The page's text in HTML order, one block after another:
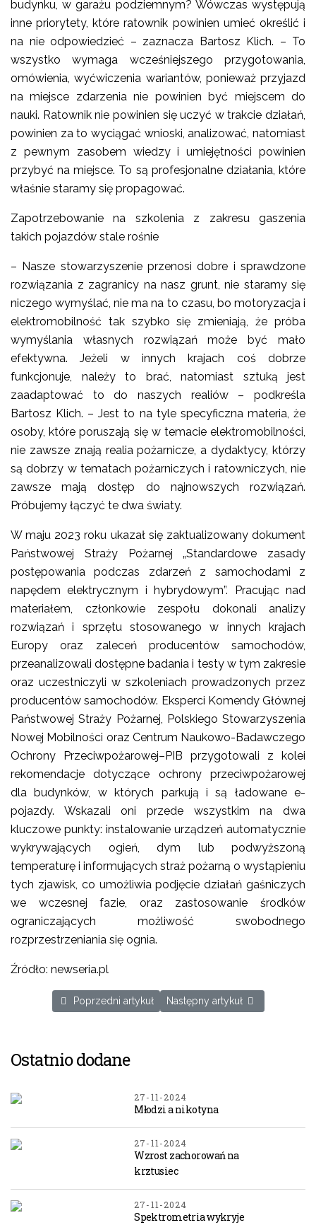
budynku, w garażu podziemnym? Wówczas występują
inne priorytety, które ratownik powinien umieć określić i
na nie odpowiedzieć – zaznacza Bartosz Klich. – To
wszystko wymaga wcześniejszego przygotowania,
omówienia, wyćwiczenia wariantów, ponieważ przyjazd
na miejsce zdarzenia nie powinien być miejscem do
nauki. Ratownik nie powinien się uczyć w trakcie działań,
powinien za to wyciągać wnioski, analizować, natomiast
z pewnym zasobem wiedzy i umiejętności powinien
przybyć na miejsce. To są profesjonalne działania, które
właśnie staramy się propagować.
Zapotrzebowanie na szkolenia z zakresu gaszenia
takich pojazdów stale rośnie
– Nasze stowarzyszenie przenosi dobre i sprawdzone
rozwiązania z zagranicy na nasz grunt, nie staramy się
niczego wymyślać, nie ma na to czasu, bo motoryzacja i
elektromobilność tak szybko się zmieniają, że próba
wymyślania własnych rozwiązań może być mało
efektywna. Jeżeli w innych krajach coś dobrze
funkcjonuje, należy to brać, natomiast sztuką jest
zaadaptować to do naszych realiów – podkreśla
Bartosz Klich. – Jest to na tyle specyficzna materia, że
osoby, które poruszają się w temacie elektromobilności,
nie zawsze znają realia pożarnicze, a dydaktycy, którzy
są dobrzy w tematach pożarniczych i ratowniczych, nie
zawsze mają dostęp do najnowszych rozwiązań.
Próbujemy łączyć te dwa światy.
W maju 2023 roku ukazał się zaktualizowany dokument
Państwowej Straży Pożarnej „Standardowe zasady
postępowania podczas zdarzeń z samochodami z
napędem elektrycznym i hybrydowym”. Pracując nad
materiałem, członkowie zespołu dokonali analizy
rozwiązań i sprzętu stosowanego w innych krajach
Europy oraz zaleceń producentów samochodów,
przeanalizowali dostępne badania i testy w tym zakresie
oraz uczestniczyli w szkoleniach prowadzonych przez
producentów samochodów. Eksperci Komendy Głównej
Państwowej Straży Pożarnej, Polskiego Stowarzyszenia
Nowej Mobilności oraz Centrum Naukowo-Badawczego
Ochrony Przeciwpożarowej–PIB przygotowali z kolei
rekomendacje dotyczące ochrony przeciwpożarowej
dla budynków, w których parkują i są ładowane e-
pojazdy. Wskazali oni przede wszystkim na dwa
kluczowe punkty: instalowanie urządzeń automatycznie
wykrywających ogień, dym lub podwyższoną
temperaturę i informujących straż pożarną o wystąpieniu
tych zjawisk, co umożliwia podjęcie działań gaśniczych
we wczesnej fazie, oraz zastosowanie środków
ograniczających możliwość swobodnego
rozprzestrzeniania się ognia.
Źródło: newseria.pl
Poprzedni artykuł: Urządzenia transportu osobistego w
Poprzedni artykuł Następny artykuł: Mgła nie
Następny artykuł
Ostatnio dodane
27-11-2024
Młodzi a nikotyna
27-11-2024
Wzrost zachorowań na
krztusiec
27-11-2024
Spektrometria wykryje